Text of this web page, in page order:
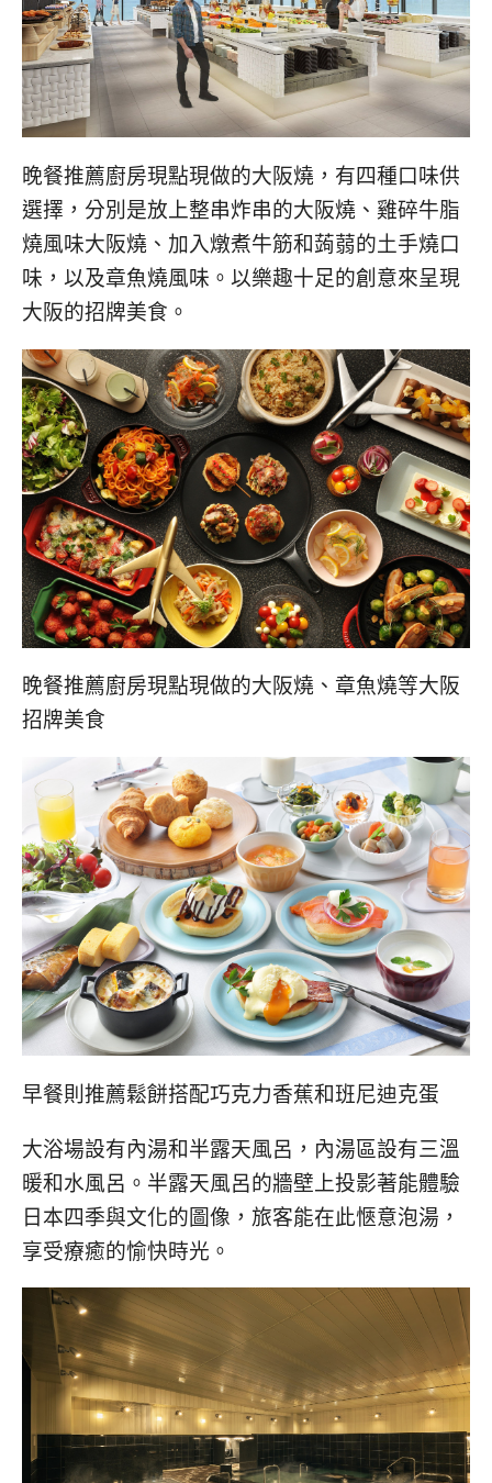
晚餐推薦廚房現點現做的大阪燒，有四種口味供
選擇，分別是放上整串炸串的大阪燒、雞碎牛脂
燒風味大阪燒、加入燉煮牛筋和蒟蒻的土手燒口
味，以及章魚燒風味。以樂趣十足的創意來呈現
大阪的招牌美食。
晚餐推薦廚房現點現做的大阪燒、章魚燒等大阪
招牌美食
早餐則推薦鬆餅搭配巧克力香蕉和班尼迪克蛋
大浴場設有內湯和半露天風呂，內湯區設有三溫
暖和水風呂。半露天風呂的牆壁上投影著能體驗
日本四季與文化的圖像，旅客能在此愜意泡湯，
享受療癒的愉快時光。